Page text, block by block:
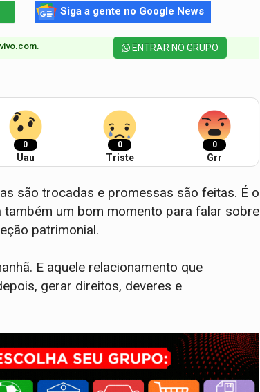
Siga a gente no Google News
ENTRAR NO GRUPO
0
Uau
0
Triste
0
Grr
são trocadas e promessas são feitas. É o
um bom momento para falar sobre
patrimonial.
E aquele relacionamento que
gerar direitos, deveres e